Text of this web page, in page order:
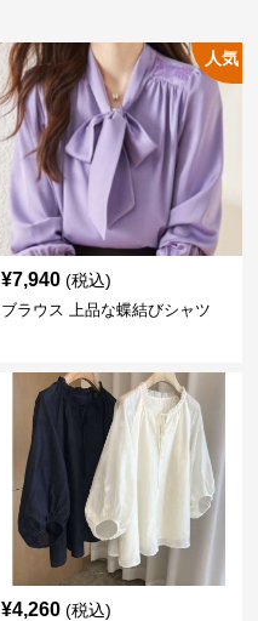
人気
¥7,940 (税込)
ブラウス 上品な蝶結びシャツ
¥4,260 (税込)